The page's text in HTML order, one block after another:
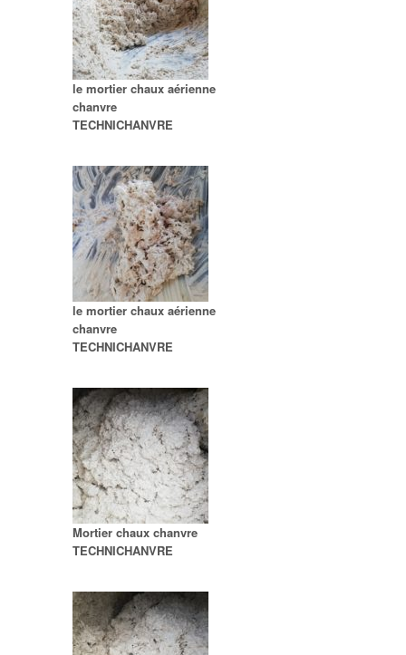
le mortier chaux aérienne
chanvre
TECHNICHANVRE
le mortier chaux aérienne
chanvre
TECHNICHANVRE
Mortier chaux chanvre
TECHNICHANVRE